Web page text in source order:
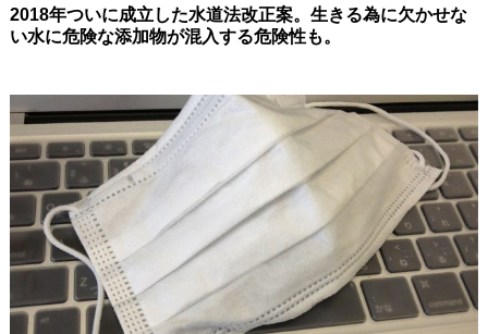
2018年ついに成立した水道法改正案。生きる為に欠かせな
い水に危険な添加物が混入する危険性も。